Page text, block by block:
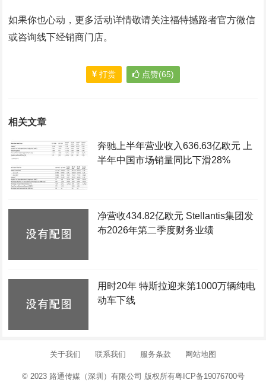
如果你也心动，更多活动详情敬请关注福特撼路者官方微信
或咨询线下经销商门店。
打赏 点赞(65)
相关文章
奔驰上半年营业收入636.63亿欧元 上
半年中国市场销量同比下滑28%
净营收434.82亿欧元 Stellantis集团发
布2026年第二季度财务业绩
用时20年 特斯拉迎来第1000万辆纯电
动车下线
关于我们 联系我们 服务条款 网站地图
© 2023 路通传媒（深圳）有限公司 版权所有粤ICP备19076700号